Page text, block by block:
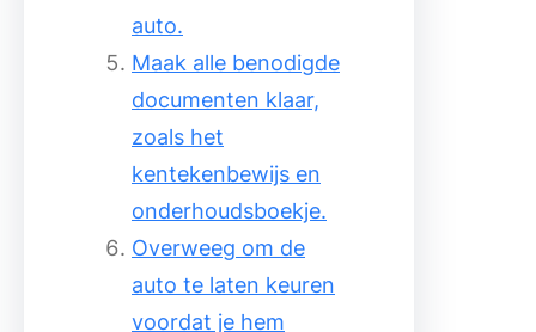
auto.
Maak alle benodigde
documenten klaar,
zoals het
kentekenbewijs en
onderhoudsboekje.
Overweeg om de
auto te laten keuren
voordat je hem